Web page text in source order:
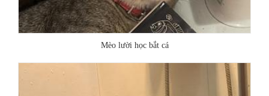
Mèo lười học bắt cá